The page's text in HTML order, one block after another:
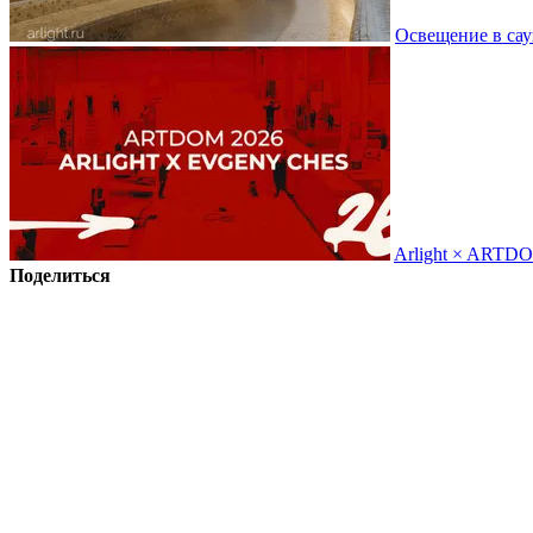
Освещение в
Arlight ×
Поделиться